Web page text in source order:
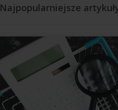
Najpopularniejsze